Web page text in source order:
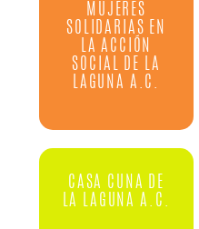
MUJERES
SOLIDARIAS EN
LA ACCIÓN
SOCIAL DE LA
LAGUNA A.C.
CASA CUNA DE
LA LAGUNA A.C.